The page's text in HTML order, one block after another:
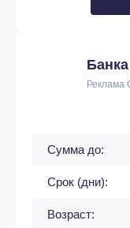
Реклама
Сумма до:
Срок (дни):
Возраст: